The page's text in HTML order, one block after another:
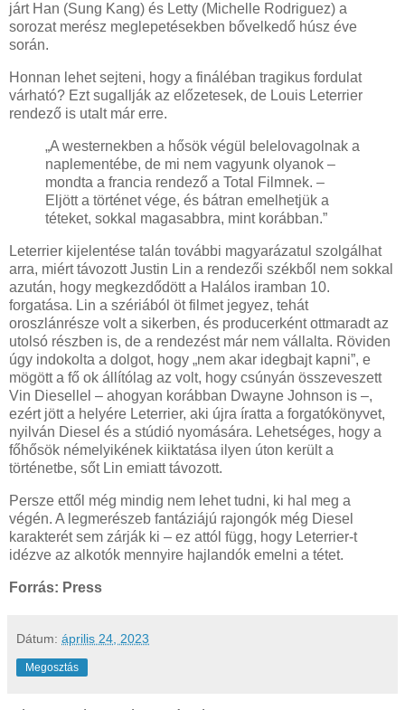
járt Han (Sung Kang) és Letty (Michelle Rodriguez) a
sorozat merész meglepetésekben bővelkedő húsz éve
során.
Honnan lehet sejteni, hogy a fináléban tragikus fordulat
várható? Ezt sugallják az előzetesek, de Louis Leterrier
rendező is utalt már erre.
„A westernekben a hősök végül belelovagolnak a
naplementébe, de mi nem vagyunk olyanok –
mondta a francia rendező a Total Filmnek. –
Eljött a történet vége, és bátran emelhetjük a
téteket, sokkal magasabbra, mint korábban.”
Leterrier kijelentése talán további magyarázatul szolgálhat
arra, miért távozott Justin Lin a rendezői székből nem sokkal
azután, hogy megkezdődött a Halálos iramban 10.
forgatása. Lin a szériából öt filmet jegyez, tehát
oroszlánrésze volt a sikerben, és producerként ottmaradt az
utolsó részben is, de a rendezést már nem vállalta. Röviden
úgy indokolta a dolgot, hogy „nem akar idegbajt kapni”, e
mögött a fő ok állítólag az volt, hogy csúnyán összeveszett
Vin Diesellel – ahogyan korábban Dwayne Johnson is –,
ezért jött a helyére Leterrier, aki újra íratta a forgatókönyvet,
nyilván Diesel és a stúdió nyomására. Lehetséges, hogy a
főhősök némelyikének kiiktatása ilyen úton került a
történetbe, sőt Lin emiatt távozott.
Persze ettől még mindig nem lehet tudni, ki hal meg a
végén. A legmerészeb fantáziájú rajongók még Diesel
karakterét sem zárják ki – ez attól függ, hogy Leterrier-t
idézve az alkotók mennyire hajlandók emelni a tétet.
Forrás: Press
Dátum: április 24, 2023
Megosztás